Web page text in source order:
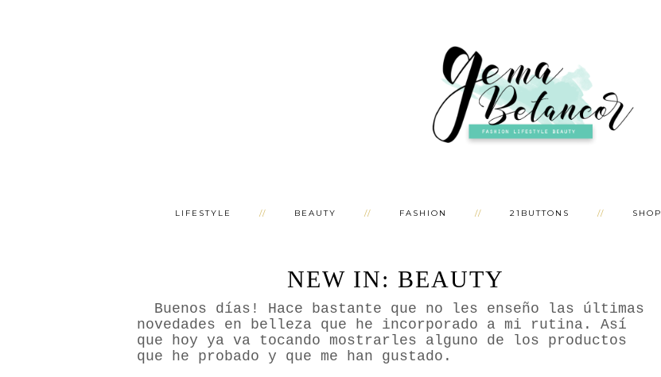
LIFESTYLE BEAUTY FASHION 21BUTTONS SHOP
NEW IN: BEAUTY
Buenos días! Hace bastante que no les enseño las últimas
novedades en belleza que he incorporado a mi rutina. Así
que hoy ya va tocando mostrarles alguno de los productos
que he probado y que me han gustado.